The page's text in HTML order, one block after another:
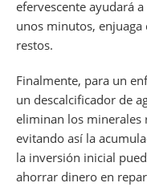
efervescente ayudará
unos minutos,
restos.
Finalmente, para un
un descalcificador de
eliminan los minerales
evitando así la
la inversión inicial
ahorrar dinero en